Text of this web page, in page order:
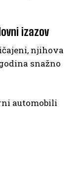
izazov
njihova
snažno
automobili